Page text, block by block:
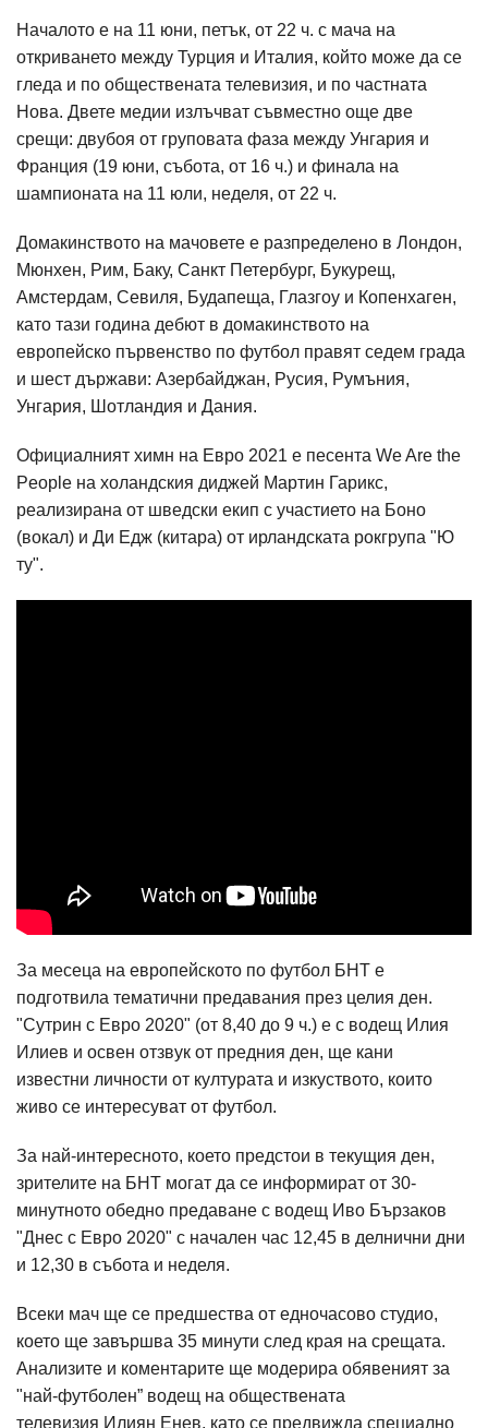
Началото е на 11 юни, петък, от 22 ч. с мача на
откриването между Турция и Италия, който може да се
гледа и по обществената телевизия, и по частната
Нова. Двете медии излъчват съвместно още две
срещи: двубоя от груповата фаза между Унгария и
Франция (19 юни, събота, от 16 ч.) и финала на
шампионата на 11 юли, неделя, от 22 ч.
Домакинството на мачовете е разпределено в Лондон,
Мюнхен, Рим, Баку, Санкт Петербург, Букурещ,
Амстердам, Севиля, Будапеща, Глазгоу и Копенхаген,
като тази година дебют в домакинството на
европейско първенство по футбол правят седем града
и шест държави: Азербайджан, Русия, Румъния,
Унгария, Шотландия и Дания.
Официалният химн на Евро 2021 е песента We Are the
People на холандския диджей Мартин Гарикс,
реализирана от шведски екип с участието на Боно
(вокал) и Ди Едж (китара) от ирландската рокгрупа "Ю
ту".
За месеца на европейското по футбол БНТ е
подготвила тематични предавания през целия ден.
"Сутрин с Евро 2020" (от 8,40 до 9 ч.) е с водещ Илия
Илиев и освен отзвук от предния ден, ще кани
известни личности от културата и изкуството, които
живо се интересуват от футбол.
За най-интересното, което предстои в текущия ден,
зрителите на БНТ могат да се информират от 30-
минутното обедно предаване с водещ Иво Бързаков
"Днес с Евро 2020" с начален час 12,45 в делнични дни
и 12,30 в събота и неделя.
Всеки мач ще се предшества от едночасово студио,
което ще завършва 35 минути след края на срещата.
Анализите и коментарите ще модерира обявеният за
"най-футболен” водещ на обществената
телевизия Илиян Енев, като се предвижда специално